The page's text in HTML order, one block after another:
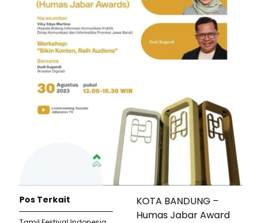
KOTA BANDUNG –
Humas Jabar Award
Pos Terkait